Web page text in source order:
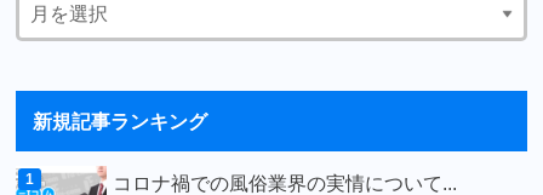
新規記事ランキング
コロナ禍での風俗業界の実情について...